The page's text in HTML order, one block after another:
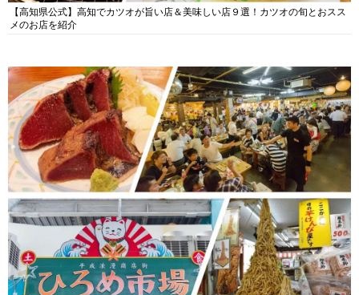
【高知県公式】高知でカツオが旨い店＆美味しい店９選！カツオの旬とおスス
メのお店を紹介